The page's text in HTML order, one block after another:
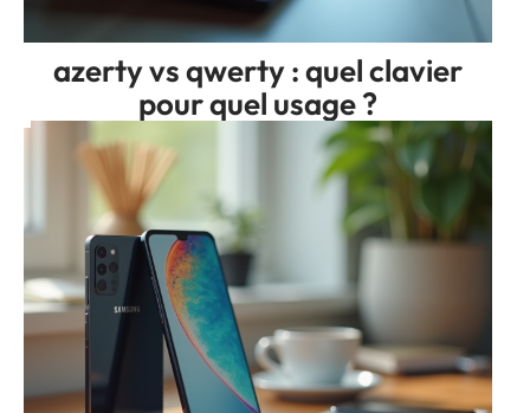
azerty vs qwerty : quel clavier
pour quel usage ?